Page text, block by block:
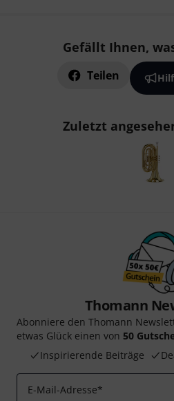
Gefällt Ihnen,
Teilen
Zuletzt
Thomann
Abonniere den Thomann
etwas Glück einen von 50
Inspirierende Beiträge
E-Mail-Adresse*